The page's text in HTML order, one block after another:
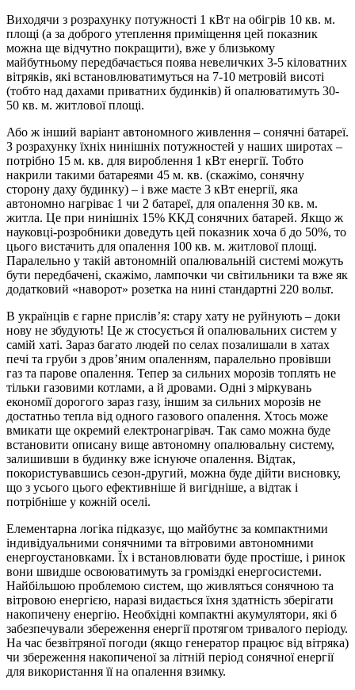
Виходячи з розрахунку потужності 1 кВт на обігрів 10 кв. м.
площі (а за доброго утеплення приміщення цей показник
можна ще відчутно покращити), вже у близькому
майбутньому передбачається поява невеличких 3-5 кіловатних
вітряків, які встановлюватимуться на 7-10 метровій висоті
(тобто над дахами приватних будинків) й опалюватимуть 30-
50 кв. м. житлової площі.
Або ж інший варіант автономного живлення – сонячні батареї.
З розрахунку їхніх нинішніх потужностей у наших широтах –
потрібно 15 м. кв. для вироблення 1 кВт енергії. Тобто
накрили такими батареями 45 м. кв. (скажімо, сонячну
сторону даху будинку) – і вже маєте 3 кВт енергії, яка
автономно нагріває 1 чи 2 батареї, для опалення 30 кв. м.
житла. Це при нинішніх 15% ККД сонячних батарей. Якщо ж
науковці-розробники доведуть цей показник хоча б до 50%, то
цього вистачить для опалення 100 кв. м. житлової площі.
Паралельно у такій автономній опалювальній системі можуть
бути передбачені, скажімо, лампочки чи світильники та вже як
додатковий «наворот» розетка на нині стандартні 220 вольт.
В українців є гарне прислів’я: стару хату не руйнують – доки
нову не збудують! Це ж стосується й опалювальних систем у
самій хаті. Зараз багато людей по селах позалишали в хатах
печі та груби з дров’яним опаленням, паралельно провівши
газ та парове опалення. Тепер за сильних морозів топлять не
тільки газовими котлами, а й дровами. Одні з міркувань
економії дорогого зараз газу, іншим за сильних морозів не
достатньо тепла від одного газового опалення. Хтось може
вмикати ще окремий електронагрівач. Так само можна буде
встановити описану вище автономну опалювальну систему,
залишивши в будинку вже існуюче опалення. Відтак,
покористувавшись сезон-другий, можна буде дійти висновку,
що з усього цього ефективніше й вигідніше, а відтак і
потрібніше у кожній оселі.
Елементарна логіка підказує, що майбутнє за компактними
індивідуальними сонячними та вітровими автономними
енергоустановками. Їх і встановлювати буде простіше, і ринок
вони швидше освоюватимуть за громіздкі енергосистеми.
Найбільшою проблемою систем, що живляться сонячною та
вітровою енергією, наразі видається їхня здатність зберігати
накопичену енергію. Необхідні компактні акумулятори, які б
забезпечували збереження енергії протягом тривалого періоду.
На час безвітряної погоди (якщо генератор працює від вітряка)
чи збереження накопиченої за літній період сонячної енергії
для використання її на опалення взимку.